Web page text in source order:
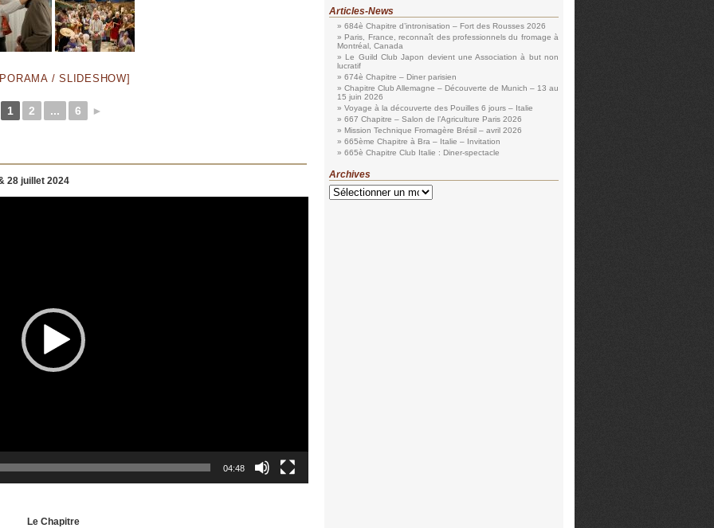
/ SLIDESHOW]
1 2 ... 6 ►
28 juillet 2024
04:48
Le Chapitre
Articles-News
684è Chapitre d’intronisation – Fort des Rousses 2026
Paris, France, reconnaît des professionnels du fromage à
Montréal, Canada
Le Guild Club Japon devient une Association à but non
lucratif
674è Chapitre – Diner parisien
Chapitre Club Allemagne – Découverte de Munich – 13 au
15 juin 2026
Voyage à la découverte des Pouilles 6 jours – Italie
667 Chapitre – Salon de l’Agriculture Paris 2026
Mission Technique Fromagère Brésil – avril 2026
665ème Chapitre à Bra – Italie – Invitation
665è Chapitre Club Italie : Diner-spectacle
Archives
Archives